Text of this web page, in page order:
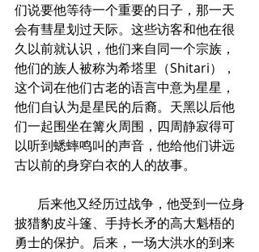
们说要他等待一个重要的日子，那一天
会有彗星划过天际。这些访客和他在很
久以前就认识，他们来自同一个宗族，
他们的族人被称为希塔里（Shitari），
这个词在他们古老的语言中意为星星，
他们自认为是星民的后裔。天黑以后他
们一起围坐在篝火周围，四周静寂得可
以听到蟋蟀鸣叫的声音，他给他们讲远
古以前的身穿白衣的人的故事。
后来他又经历过战争，他受到一位身
披猎豹皮斗篷、手持长矛的高大魁梧的
勇士的保护。后来，一场大洪水的到来